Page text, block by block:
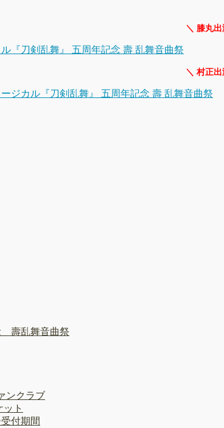
＼ 膝丸
『刀剣乱舞』 五周年記念 壽 乱舞音曲祭
＼ 村正
ジカル『刀剣乱舞』 五周年記念 壽 乱舞音曲祭
壽乱舞音曲祭
ンクラブ
ト
付期間